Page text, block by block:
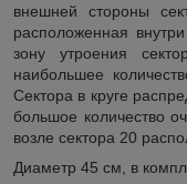
внешней стороны
расположенная
зону утроения
наибольшее
Сектора в круге
большое количество
возле сектора 20
Диаметр 45 см, в